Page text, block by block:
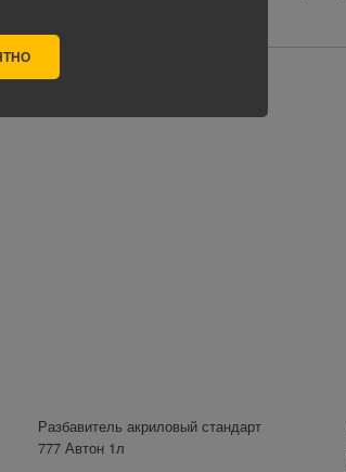
Разбавитель акриловый стандарт
777 Автон 1л